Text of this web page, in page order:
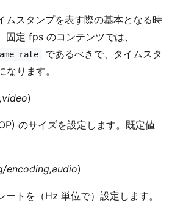
ムスタンプを表す際の基本となる時
固定 fps のコンテンツでは、
であるべきで、タイムスタ
なります。
)
のサイズを設定します。既定値
encoding,audio)
トを（Hz 単位で）設定します。